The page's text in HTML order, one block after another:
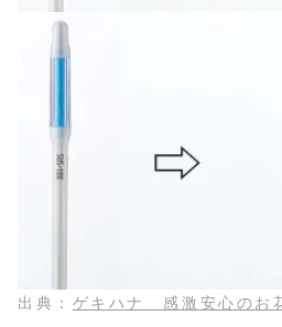
出典： ゲキハナ 感激安心のお